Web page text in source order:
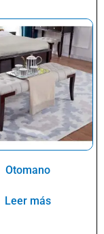
Otomano
Leer más